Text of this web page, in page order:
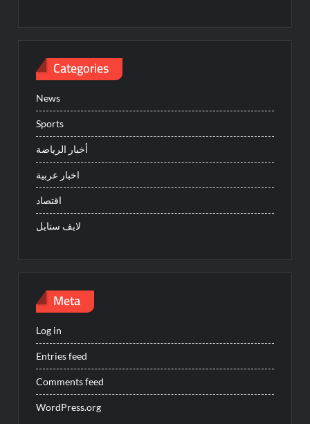
Categories
News
Sports
أخبار الرياضة
اخبار عربية
اقتصاد
لايف ستايل
Meta
Log in
Entries feed
Comments feed
WordPress.org